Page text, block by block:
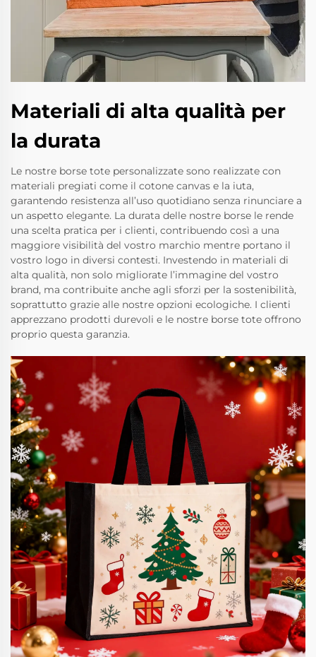
Materiali di alta qualità per
la durata
Le nostre borse tote personalizzate sono realizzate con
materiali pregiati come il cotone canvas e la iuta,
garantendo resistenza all’uso quotidiano senza rinunciare a
un aspetto elegante. La durata delle nostre borse le rende
una scelta pratica per i clienti, contribuendo così a una
maggiore visibilità del vostro marchio mentre portano il
vostro logo in diversi contesti. Investendo in materiali di
alta qualità, non solo migliorate l’immagine del vostro
brand, ma contribuite anche agli sforzi per la sostenibilità,
soprattutto grazie alle nostre opzioni ecologiche. I clienti
apprezzano prodotti durevoli e le nostre borse tote offrono
proprio questa garanzia.